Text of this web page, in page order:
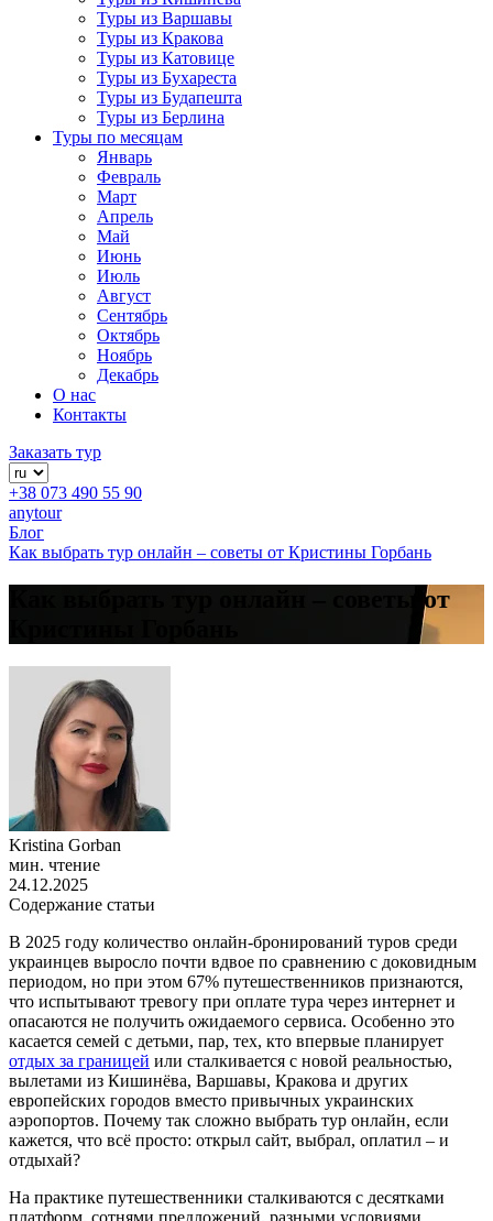
Туры из Варшавы
Туры из Кракова
Туры из Катовице
Туры из Бухареста
Туры из Будапешта
Туры из Берлина
Туры по месяцам
Январь
Февраль
Март
Апрель
Май
Июнь
Июль
Август
Сентябрь
Октябрь
Ноябрь
Декабрь
О нас
Контакты
Заказать тур
+38 073 490 55 90
anytour
Блог
Как выбрать тур онлайн – советы от Кристины Горбань
Как выбрать тур онлайн – советы от
Kristina Gorban
мин. чтение
24.12.2025
Содержание статьи
В 2025 году количество онлайн-бронирований туров среди
украинцев выросло почти вдвое по сравнению с доковидным
периодом, но при этом 67% путешественников признаются,
что испытывают тревогу при оплате тура через интернет и
опасаются не получить ожидаемого сервиса. Особенно это
касается семей с детьми, пар, тех, кто впервые планирует
отдых за границей или сталкивается с новой реальностью,
вылетами из Кишинёва, Варшавы, Кракова и других
европейских городов вместо привычных украинских
аэропортов. Почему так сложно выбрать тур онлайн, если
кажется, что всё просто: открыл сайт, выбрал, оплатил – и
отдыхай?
На практике путешественники сталкиваются с десятками